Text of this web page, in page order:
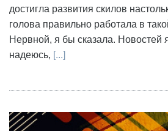
достигла развития скилов
голова правильно работала в
Нервной, я бы сказала. Новостей
надеюсь, [...]